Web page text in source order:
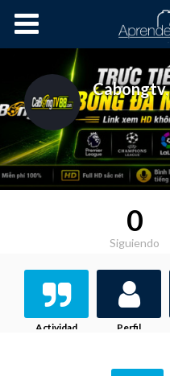
Cursos OnLine
Cabongtv,
0
Siguiendo
Actividad Perfil